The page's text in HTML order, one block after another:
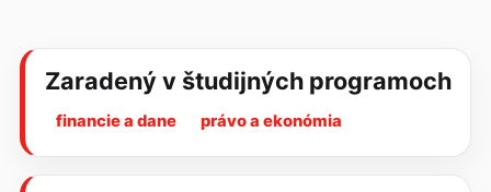
Zaradený v študijných programoch
financie a dane právo a ekonómia